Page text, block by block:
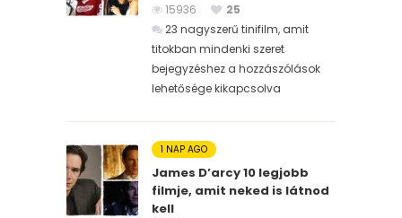
15936
25
23 nagyszerű tinifilm, amit
titokban mindenki szeret
bejegyzéshez a hozzászólások
lehetősége kikapcsolva
1 NAP AGO
James D’arcy 10 legjobb
filmje, amit neked is látnod
kell